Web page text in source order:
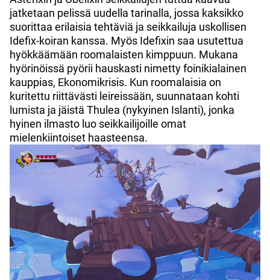
jatketaan pelissä uudella tarinalla, jossa kaksikko
suorittaa erilaisia tehtäviä ja seikkailuja uskollisen
Idefix-koiran kanssa. Myös Idefixin saa usutettua
hyökkäämään roomalaisten kimppuun. Mukana
hyörinöissä pyörii hauskasti nimetty foinikialainen
kauppias, Ekonomikrisis. Kun roomalaisia on
kuritettu riittävästi leireissään, suunnataan kohti
lumista ja jäistä Thulea (nykyinen Islanti), jonka
hyinen ilmasto luo seikkailijoille omat
mielenkiintoiset haasteensa.